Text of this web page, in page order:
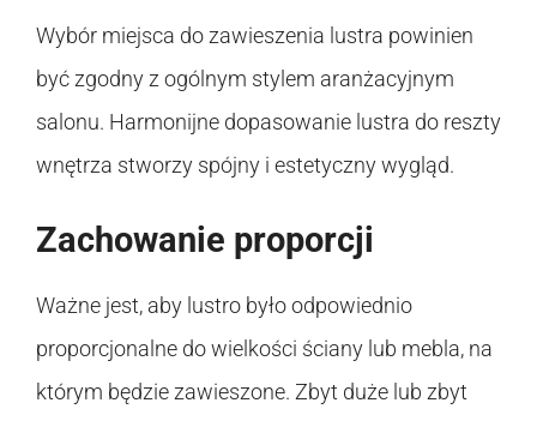
Wybór miejsca do zawieszenia lustra powinien
być zgodny z ogólnym stylem aranżacyjnym
salonu. Harmonijne dopasowanie lustra do reszty
wnętrza stworzy spójny i estetyczny wygląd.
Zachowanie proporcji
Ważne jest, aby lustro było odpowiednio
proporcjonalne do wielkości ściany lub mebla, na
którym będzie zawieszone. Zbyt duże lub zbyt